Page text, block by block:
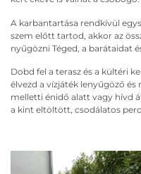
A karbantartása rendkívül
szem előtt tartod, akkor az
nyűgözni Téged, a barátaidat
Dobd fel a terasz és a kültéri
élvezd a vízjáték lenyűgöző
melletti énidő alatt vagy hívd
a kint eltöltött, csodálatos